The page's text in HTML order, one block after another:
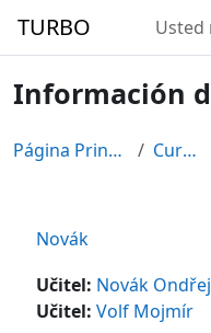
TURBO Usted
Información
Página Principal Cursos
Novák
Učitel: Novák Ondřej
Učitel: Volf Mojmír